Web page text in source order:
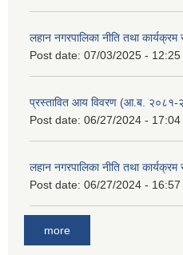
लहान नगरपालिका नीति तथा
Post date: 07/03/2025 - 12:25
प्रस्तावित आय विवरण (आ.ब. २०८१-
Post date: 06/27/2024 - 17:04
लहान नगरपालिका नीति तथा
Post date: 06/27/2024 - 16:57
more